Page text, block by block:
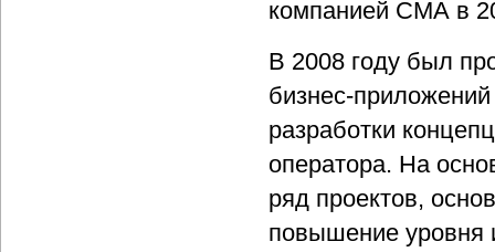
компанией СМА в
В 2008 году был
бизнес-
разработки
оператора. На
ряд проектов,
повышение уровня